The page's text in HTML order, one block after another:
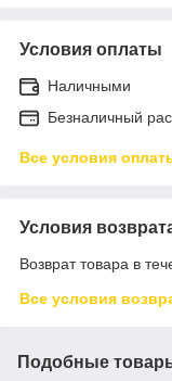
Условия оплаты
Наличными
Безналичный
Все условия
Условия
Возврат товара в
Все условия
Подобные